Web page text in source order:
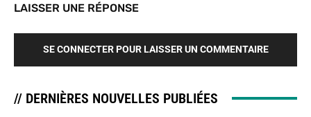
LAISSER UNE RÉPONSE
SE CONNECTER POUR LAISSER UN COMMENTAIRE
// DERNIÈRES NOUVELLES PUBLIÉES